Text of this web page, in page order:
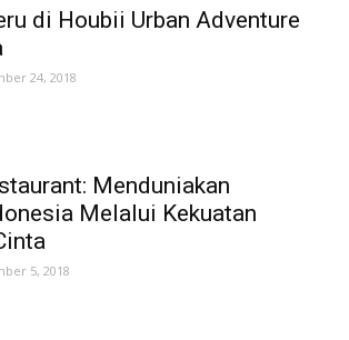
di Houbii Urban Adventure
24, 2018
Menduniakan
Melalui Kekuatan
5, 2018